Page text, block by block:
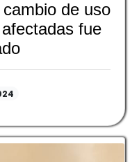
de uso
fue